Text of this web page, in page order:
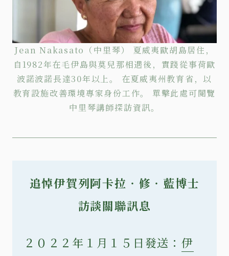
Jean Nakasato（中里琴） 夏威夷歐胡島居住，
自1982年在毛伊島與莫兒那相遇後，實踐從事荷歐
波諾波諾長達30年以上。 在夏威夷州教育省，以
教育設施改善環境專家身份工作。 單擊此處可閱覽
中里琴講師探訪資訊。
追悼伊賀列阿卡拉‧修‧藍博士
訪談關聯訊息
２０２２年１月１５日發送： 伊